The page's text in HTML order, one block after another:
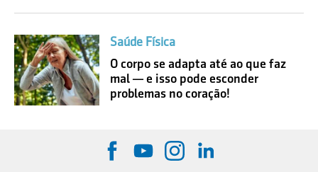
Saúde Física
O corpo se adapta até ao que faz
mal — e isso pode esconder
problemas no coração!